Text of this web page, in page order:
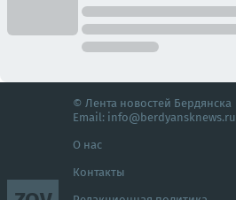
© Лента новостей Бердянска
Email: info@berdyansknews.ru
О нас
Контакты